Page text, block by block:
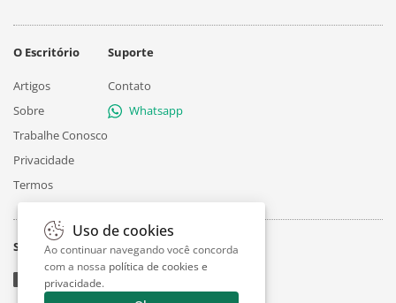
O Escritório
Artigos
Sobre
Trabalhe Conosco
Privacidade
Termos
Suporte
Contato
Whatsapp
Siga
Uso de cookies
Ao continuar navegando você concorda
com a nossa política de cookies e
privacidade.